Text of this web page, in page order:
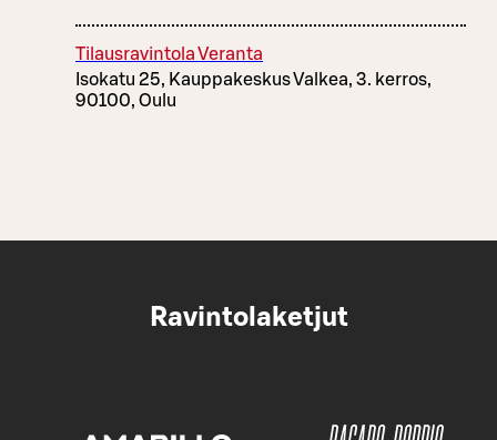
Tilausravintola Veranta
Isokatu 25, Kauppakeskus Valkea, 3. kerros,
90100, Oulu
Ravintolaketjut